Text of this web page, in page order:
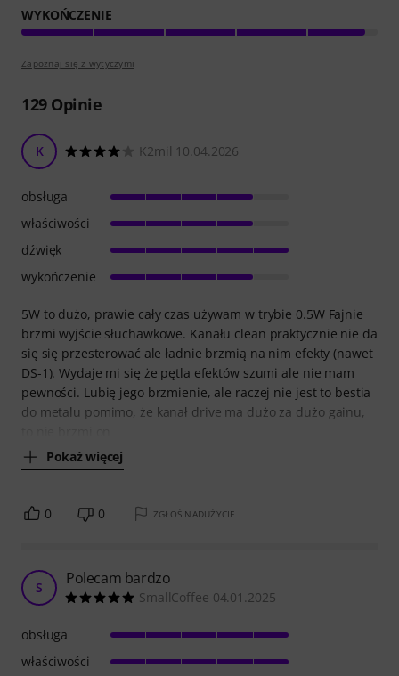
WYKOŃCZENIE
Zapoznaj się z wytyczymi
129Opinie
K K2mil 10.04.2026
5W to dużo, prawie cały czas używam w trybie 0.5W Fajnie
brzmi wyjście słuchawkowe. Kanału clean praktycznie nie da
się się przesterować ale ładnie brzmią na nim efekty (nawet
DS-1). Wydaje mi się że pętla efektów szumi ale nie mam
pewności. Lubię jego brzmienie, ale raczej nie jest to bestia
do metalu pomimo, że kanał drive ma dużo za dużo gainu,
Pokaż więcej
obsługa
właściwości
dźwięk
wykończenie
0 0 ZGŁOŚ NADUŻYCIE
S Polecam bardzo
SmallCoffee 04.01.2025
obsługa
właściwości